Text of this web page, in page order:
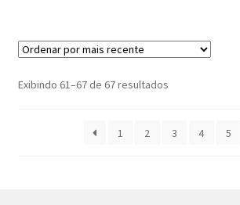
Exibindo 61–67 de 67 resultadosClassificado
recente
1 2 3 4 5